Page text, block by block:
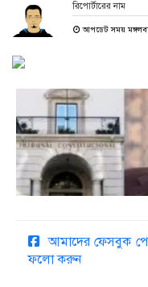
রিপোর্টারের নাম
আপডেট সময়
আমাদের ফেসবুক
ফলো করুন